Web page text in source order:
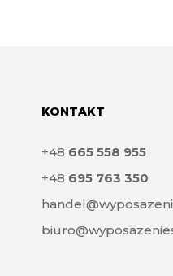
KONTAKT
+48 665 558 955
+48 695 763 350